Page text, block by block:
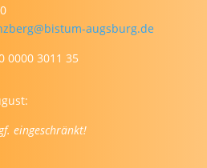
augsburg.de
0000 3011 35
eingeschränkt!